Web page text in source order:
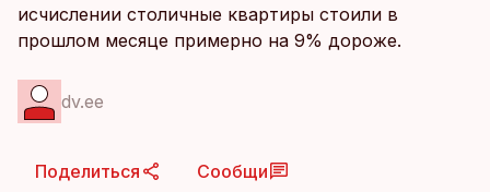
исчислении столичные квартиры стоили в
прошлом месяце примерно на 9% дороже.
dv.ee
Поделиться Сообщи